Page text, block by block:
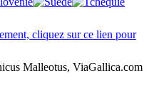
cliquez sur ce lien pour
Malleotus, ViaGallica.com